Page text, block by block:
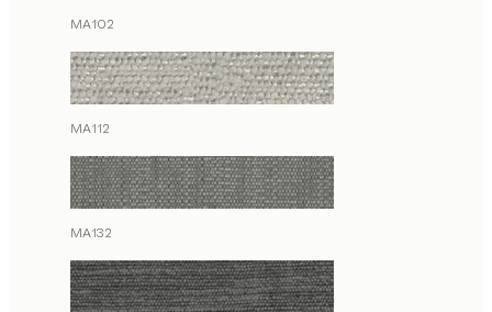
MA102
MA112
MA132